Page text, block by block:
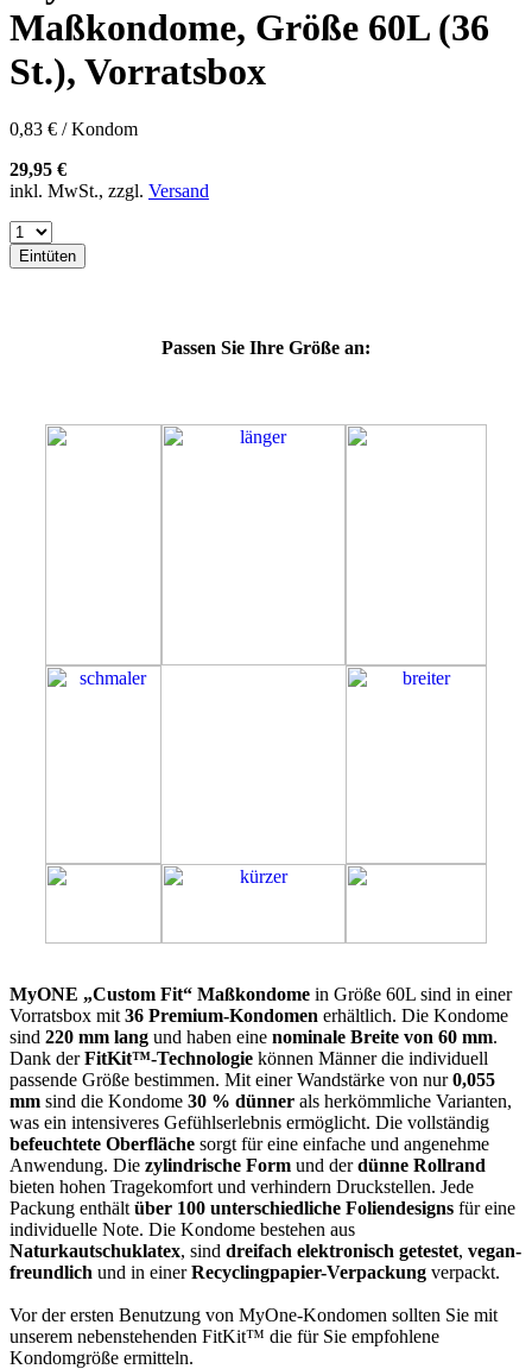
57K
60E
60F
60G
60J
60K
64E
64F
64K
64L
69M
Maßkondome, Größe 60L (36
St.), Vorratsbox
0,83 € / Kondom
29,95 €
inkl. MwSt., zzgl. Versand
Eintüten
Passen Sie Ihre Größe an:
MyONE „Custom Fit“ Maßkondome in Größe 60L sind in einer
Vorratsbox mit 36 Premium-Kondomen erhältlich. Die Kondome
sind 220 mm lang und haben eine nominale Breite von 60 mm.
Dank derFitKit™-Technologie können Männer die individuell
passende Größe bestimmen. Mit einer Wandstärke von nur0,055
mm sind die Kondome 30 % dünner als herkömmliche Varianten,
was ein intensiveres Gefühlserlebnis ermöglicht. Die vollständig
befeuchtete Oberfläche sorgt für eine einfache und angenehme
Anwendung. Die zylindrische Form und derdünne Rollrand
bieten hohen Tragekomfort und verhindern Druckstellen. Jede
Packung enthält über 100 unterschiedliche Foliendesigns für eine
individuelle Note. Die Kondome bestehen aus
Naturkautschuklatex, sind dreifach elektronisch getestet, vegan-
freundlich und in einerRecyclingpapier-Verpackung verpackt.
Vor der ersten Benutzung von MyOne-Kondomen sollten Sie mit
unserem nebenstehenden FitKit™ die für Sie empfohlene
Kondomgröße ermitteln.